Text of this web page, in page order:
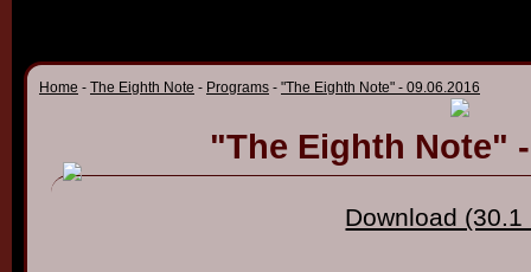
Home - The Eighth Note - Programs - "The Eighth Note" - 09.06.2016
"The Eighth Note"
Download (30.1